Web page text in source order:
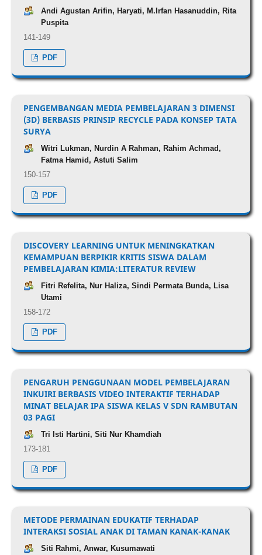
Andi Agustan Arifin, Haryati, M.Irfan Hasanuddin, Rita
Puspita
141-149
PDF
PENGEMBANGAN MEDIA PEMBELAJARAN 3 DIMENSI
(3D) BERBASIS PRINSIP RECYCLE PADA KONSEP TATA
SURYA
Witri Lukman, Nurdin A Rahman, Rahim Achmad,
Fatma Hamid, Astuti Salim
150-157
PDF
DISCOVERY LEARNING UNTUK MENINGKATKAN
KEMAMPUAN BERPIKIR KRITIS SISWA DALAM
PEMBELAJARAN KIMIA:LITERATUR REVIEW
Fitri Refelita, Nur Haliza, Sindi Permata Bunda, Lisa
Utami
158-172
PDF
PENGARUH PENGGUNAAN MODEL PEMBELAJARAN
INKUIRI BERBASIS VIDEO INTERAKTIF TERHADAP
MINAT BELAJAR IPA SISWA KELAS V SDN RAMBUTAN
03 PAGI
Tri Isti Hartini, Siti Nur Khamdiah
173-181
PDF
METODE PERMAINAN EDUKATIF TERHADAP
INTERAKSI SOSIAL ANAK DI TAMAN KANAK-KANAK
Siti Rahmi, Anwar, Kusumawati